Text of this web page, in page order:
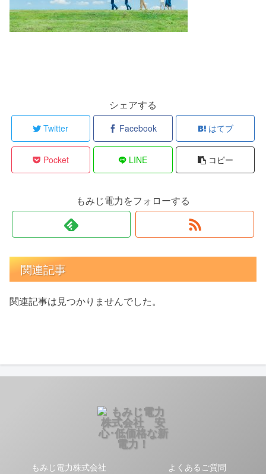
シェアする
Twitter Facebook はてブ
Pocket LINE コピー
もみじ電力をフォローする
関連記事
関連記事は見つかりませんでした。
もみじ電力株式会社 よくあるご質問